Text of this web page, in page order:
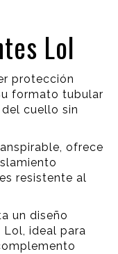
Lol
protección
formato tubular
cuello sin
ofrece
resistente al
un diseño
Lol, ideal para